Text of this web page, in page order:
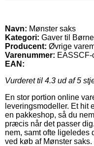
Navn: Mønster saks
Kategori: Gaver til
Producent: Øvrige
Varenummer:
EAN:
Vurderet til 4.3 ud af 5
En stor portion online
leveringsmodeller. Et hit
en pakkeshop, så du
præcis når det passer
nem, samt ofte ligeledes
ved køb af Mønster saks.